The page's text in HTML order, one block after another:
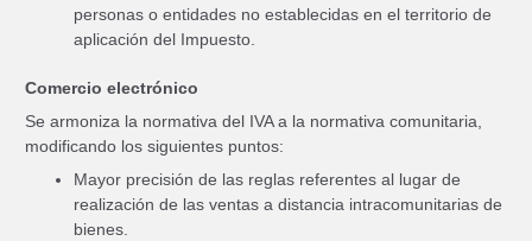
personas o entidades no establecidas en el territorio de
aplicación del Impuesto.
Comercio electrónico
Se armoniza la normativa del IVA a la normativa comunitaria,
modificando los siguientes puntos:
Mayor precisión de las reglas referentes al lugar de
realización de las ventas a distancia intracomunitarias de
bienes.